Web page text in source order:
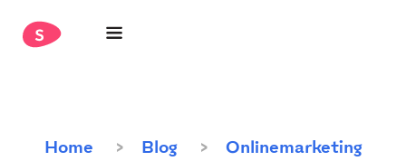
Home Blog Onlinemarketing